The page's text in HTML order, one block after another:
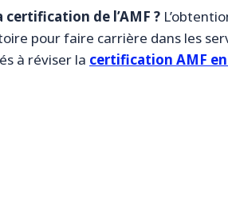
certification de l’AMF ?
pour faire carrière dans les
à réviser la certification AMF